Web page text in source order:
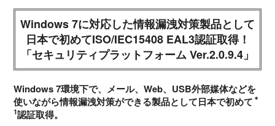
Windows 7に対応した情報漏洩対策製品として
日本で初めてISO/IEC15408 EAL3認証取得！
「セキュリティプラットフォーム Ver.2.0.9.4」
Windows 7環境下で、メール、Web、USB外部媒体などを
使いながら情報漏洩対策ができる製品として日本で初めて ＊
1認証取得。